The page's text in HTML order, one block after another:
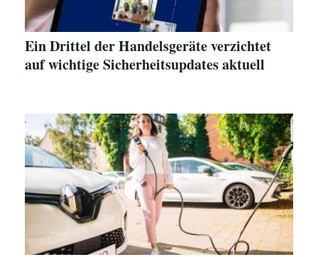
Ein Drittel der Handelsgeräte verzichtet
auf wichtige Sicherheitsupdates aktuell